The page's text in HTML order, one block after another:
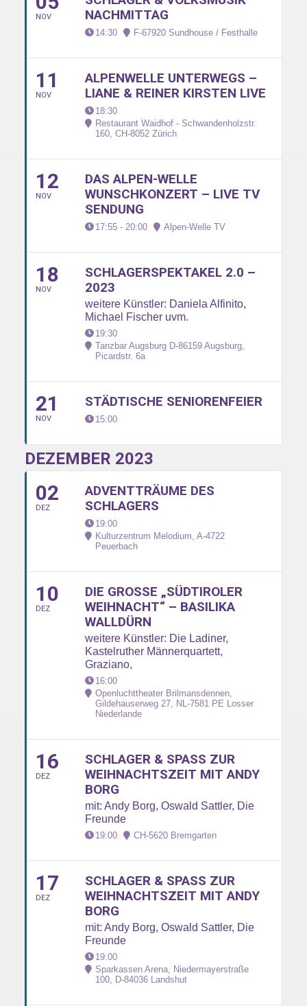
NOV
NACHMITTAG
14:30 F-67920 Sundhouse / Festhalle
11
NOV
ALPENWELLE UNTERWEGS –
LIANE & REINER KIRSTEN LIVE
18:30
Restaurant Waidhof - Schwandenholzstr.
160, CH-8052 Zürich
12
NOV
DAS ALPEN-WELLE
WUNSCHKONZERT – LIVE TV
SENDUNG
17:55 - 20:00 Alpen-Welle TV
18
NOV
SCHLAGERSPEKTAKEL 2.0 –
2023
weitere Künstler: Daniela Alfinito,
Michael Fischer uvm.
19:30
Tanzbar Augsburg D-86159 Augsburg,
Picardstr. 6a
21
NOV
STÄDTISCHE SENIORENFEIER
15:00
DEZEMBER 2023
02
DEZ
ADVENTTRÄUME DES
SCHLAGERS
19:00
Kulturzentrum Melodium, A-4722
Peuerbach
10
DEZ
DIE GROSSE „SÜDTIROLER W
EIHNACHT“ – BASILIKA W
ALLDÜRN
weitere Künstler: Die Ladiner,
Kastelruther Männerquartett,
Graziano,
16:00
Openluchttheater Brilmansdennen,
Gildehauserweg 27, NL-7581 PE Losser
Niederlande
16
DEZ
SCHLAGER & SPASS ZUR W
EIHNACHTSZEIT MIT ANDY B
ORG
mit: Andy Borg, Oswald Sattler, Die
Freunde
19:00 CH-5620 Bremgarten
17
DEZ
SCHLAGER & SPASS ZUR W
EIHNACHTSZEIT MIT ANDY B
ORG
mit: Andy Borg, Oswald Sattler, Die
Freunde
19:00
Sparkassen Arena, Niedermayerstraße
100, D-84036 Landshut